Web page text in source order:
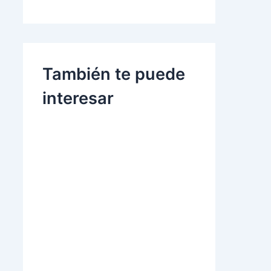
También te puede
interesar